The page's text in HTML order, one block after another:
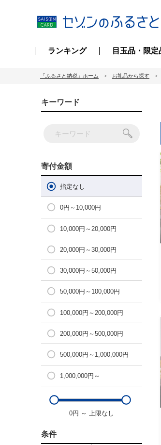
ランキング 目玉品・限定
「ふるさと納税」ホーム お礼品から探す
キーワード
寄付金額
指定なし
0円～10,000円
10,000円～20,000円
20,000円～30,000円
30,000円～50,000円
50,000円～100,000円
100,000円～200,000円
200,000円～500,000円
500,000円～1,000,000円
1,000,000円～
0円 ～ 上限なし
条件